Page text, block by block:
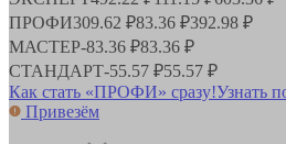
ПРОФИ309.62 ₽83.36 ₽392.98 ₽
МАСТЕР-83.36 ₽83.36 ₽
СТАНДАРТ-55.57 ₽55.57 ₽
Как стать «ПРОФИ» сразу!Узнать
Привезём